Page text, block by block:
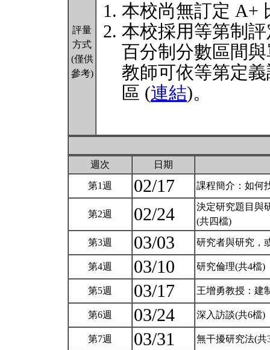
評量
方式
(僅供
參考)
本校尚無訂定 A+
本校採用等第制
百分制分數區間
教師可依等第定
區 (連結)。
週次 日期
第1週 02/17 課程簡介：如何
第2週 02/24
決定研究題目與
(共四檔)
第3週 03/03 研究者與研究，
第4週 03/10 研究倫理(共4檔)
第5週 03/17 王增勇教授：建
第6週 03/24 深入訪談(共6檔)
第7週 03/31 無干擾研究法(